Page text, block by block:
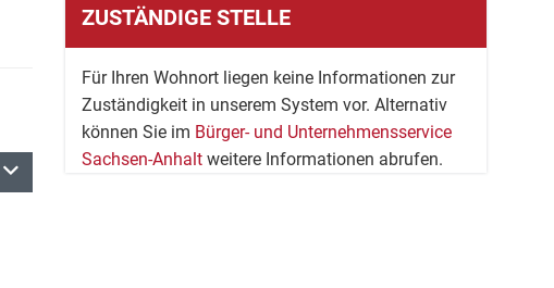
ZUSTÄNDIGE STELLE
Für Ihren Wohnort liegen keine Informationen zur
Zuständigkeit in unserem System vor. Alternativ
können Sie im Bürger- und Unternehmensservice
Sachsen-Anhalt weitere Informationen abrufen.